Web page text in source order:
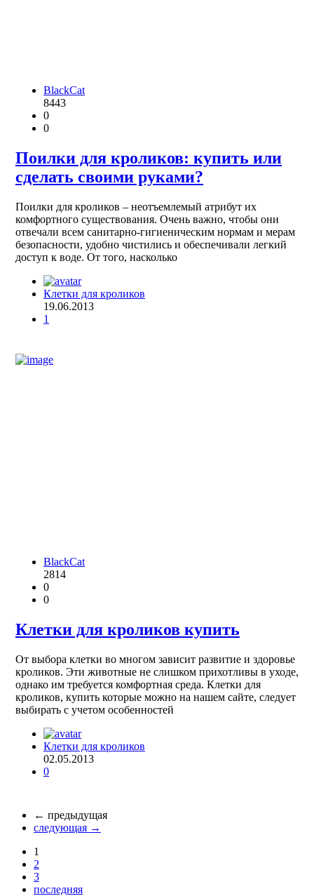
BlackCat
8443
0
0
Поилки для кроликов: купить или
сделать своими руками?
Поилки для кроликов – неотъемлемый атрибут их
комфортного существования. Очень важно, чтобы они
отвечали всем санитарно-гигиеническим нормам и мерам
безопасности, удобно чистились и обеспечивали легкий
доступ к воде. От того, насколько
Клетки для кроликов
19.06.2013
1
BlackCat
2814
0
0
Клетки для кроликов купить
От выбора клетки во многом зависит развитие и здоровье
кроликов. Эти животные не слишком прихотливы в уходе,
однако им требуется комфортная среда. Клетки для
кроликов, купить которые можно на нашем сайте, следует
выбирать с учетом особенностей
Клетки для кроликов
02.05.2013
0
← предыдущая
следующая →
1
2
3
последняя